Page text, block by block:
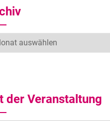
der Veranstaltung